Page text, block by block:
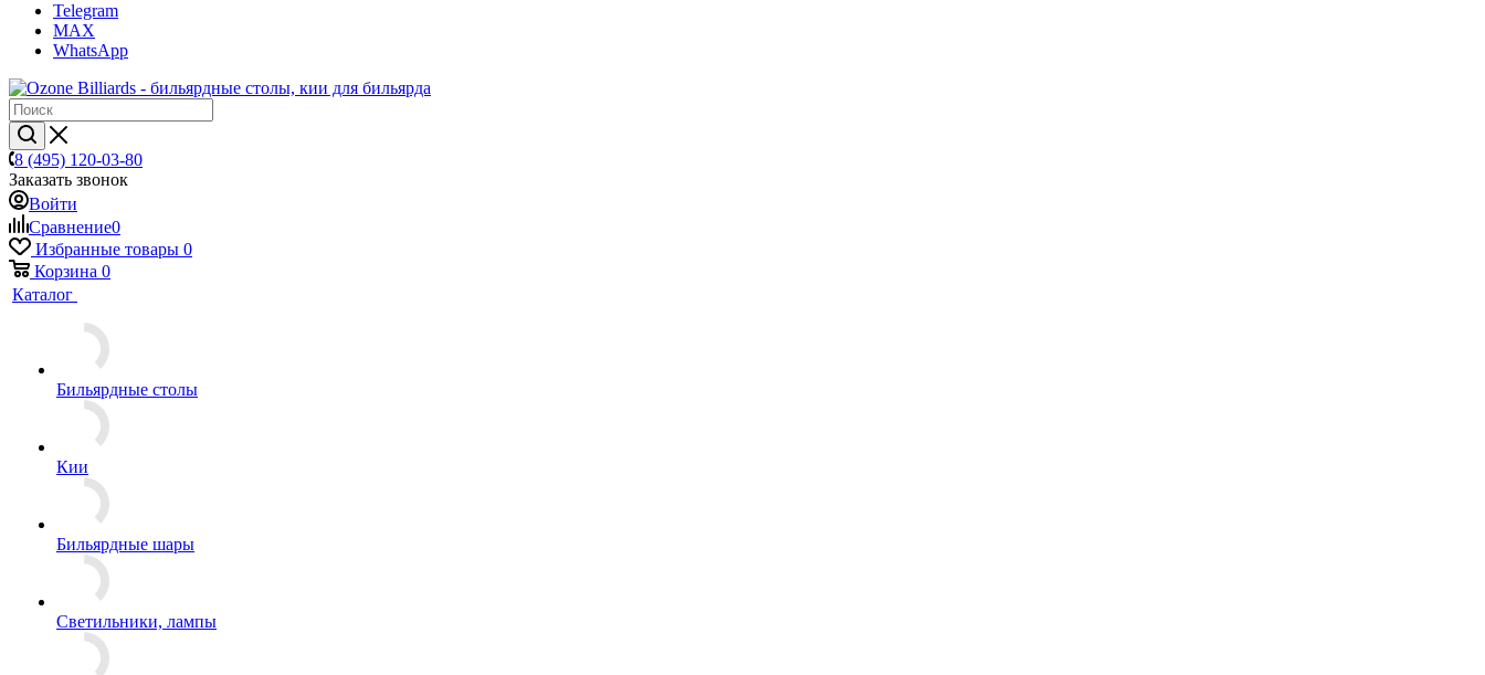
Telegram
MAX
WhatsApp
8 (495) 120-03-80
Заказать звонок
Войти
Сравнение0
Избранные товары 0
Корзина 0
Каталог
Бильярдные столы
Кии
Бильярдные шары
Светильники, лампы